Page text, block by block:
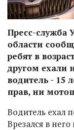
Пресс-служба
области
ребят в
другом ехали
водитель - 15
прав, ни
Водитель ехал
Врезался в